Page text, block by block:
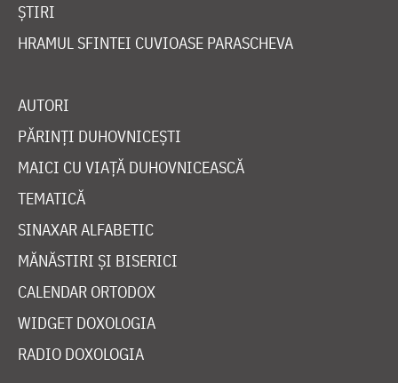
ȘTIRI
HRAMUL SFINTEI CUVIOASE PARASCHEVA
AUTORI
PĂRINȚI DUHOVNICEȘTI
MAICI CU VIAȚĂ DUHOVNICEASCĂ
TEMATICĂ
SINAXAR ALFABETIC
MĂNĂSTIRI ȘI BISERICI
CALENDAR ORTODOX
WIDGET DOXOLOGIA
RADIO DOXOLOGIA